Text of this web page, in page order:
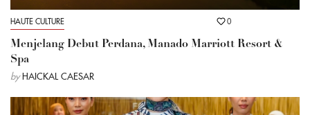
HAUTE CULTURE 0
Menjelang Debut Perdana, Manado Marriott Resort &
Spa
by HAICKAL CAESAR